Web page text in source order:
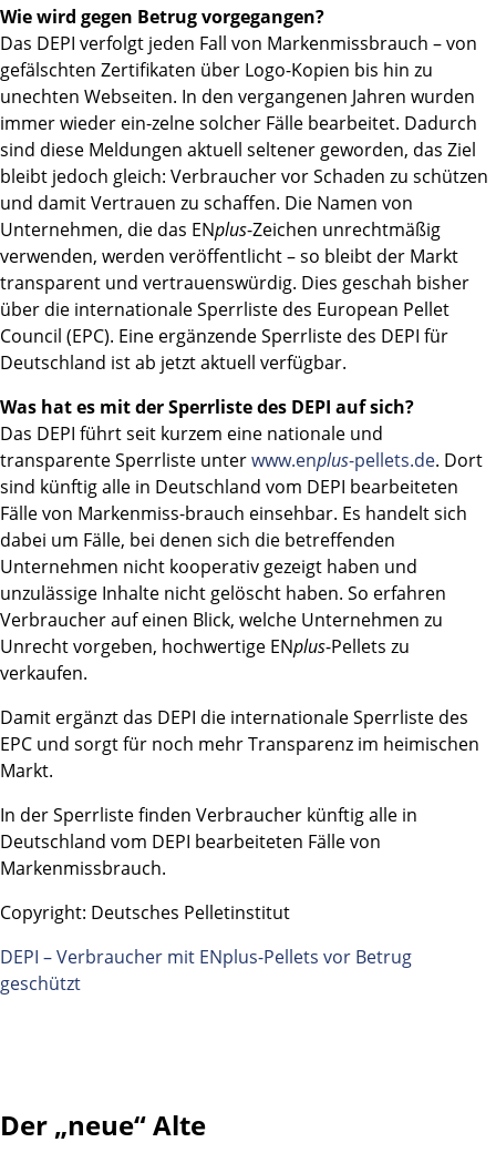
Wie wird gegen Betrug vorgegangen?
Das DEPI verfolgt jeden Fall von Markenmissbrauch – von
gefälschten Zertifikaten über Logo-Kopien bis hin zu
unechten Webseiten. In den vergangenen Jahren wurden
immer wieder ein-zelne solcher Fälle bearbeitet. Dadurch
sind diese Meldungen aktuell seltener geworden, das Ziel
bleibt jedoch gleich: Verbraucher vor Schaden zu schützen
und damit Vertrauen zu schaffen. Die Namen von
Unternehmen, die das ENplus-Zeichen unrechtmäßig
verwenden, werden veröffentlicht – so bleibt der Markt
transparent und vertrauenswürdig. Dies geschah bisher
über die internationale Sperrliste des European Pellet
Council (EPC). Eine ergänzende Sperrliste des DEPI für
Deutschland ist ab jetzt aktuell verfügbar.
Was hat es mit der Sperrliste des DEPI auf sich?
Das DEPI führt seit kurzem eine nationale und
transparente Sperrliste unterwww.enplus-pellets.de. Dort
sind künftig alle in Deutschland vom DEPI bearbeiteten
Fälle von Markenmiss-brauch einsehbar. Es handelt sich
dabei um Fälle, bei denen sich die betreffenden
Unternehmen nicht kooperativ gezeigt haben und
unzulässige Inhalte nicht gelöscht haben. So erfahren
Verbraucher auf einen Blick, welche Unternehmen zu
Unrecht vorgeben, hochwertige ENplus-Pellets zu
verkaufen.
Damit ergänzt das DEPI die internationale Sperrliste des
EPC und sorgt für noch mehr Transparenz im heimischen
Markt.
In der Sperrliste finden Verbraucher künftig alle in
Deutschland vom DEPI bearbeiteten Fälle von
Markenmissbrauch.
Copyright: Deutsches Pelletinstitut
DEPI – Verbraucher mit ENplus-Pellets vor Betrug
geschützt
Der „neue“ Alte